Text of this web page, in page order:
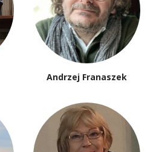
Andrzej Franaszek